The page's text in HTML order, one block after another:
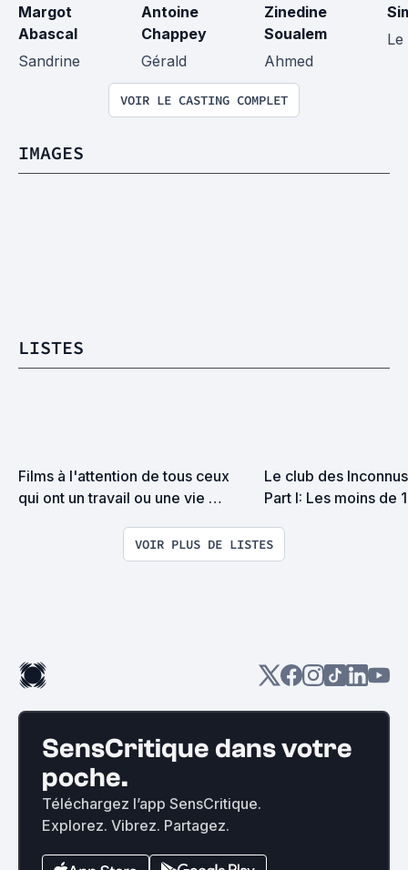
Margot
Abascal
Sandrine
Antoine
Chappey
Gérald
Zinedine
Soualem
Ahmed
Le
VOIR LE CASTING COMPLET
IMAGES
LISTES
Films à l'attention de tous ceux
qui ont un travail ou une vie
de se mater un film serbo-
hongrois de 3h30 le soir en
Le club des
Part I: Les moins de
VOIR PLUS DE LISTES
SensCritique dans votre
poche.
Téléchargez l’app SensCritique.
Explorez. Vibrez. Partagez.